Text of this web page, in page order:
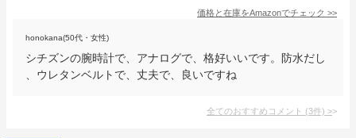
価格と在庫をAmazonでチェック >>
honokana(50代・女性)
シチズンの腕時計で、アナログで、格好いいです。防水だし
、ウレタンベルトで、丈夫で、良いですね
全てのおすすめコメント (3件) >